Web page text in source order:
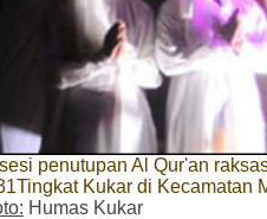
penutupan Al Qur'an
Kukar di Kecamatan
Humas Kukar